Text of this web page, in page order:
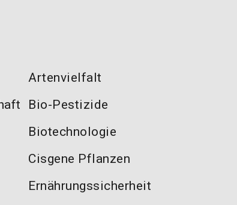
Artenvielfalt
Bio-Pestizide
Biotechnologie
Cisgene Pflanzen
Ernährungssicherheit